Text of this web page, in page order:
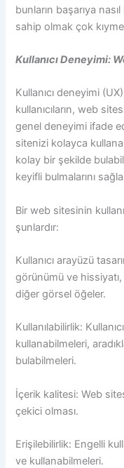
bunların başarıya
sahip olmak çok
Kullanıcı Deneyimi:
Kullanıcı deneyimi
kullanıcıların, web
genel deneyimi ifade
sitenizi kolayca
kolay bir şekilde
keyifli bulmalarını
Bir web sitesinin
şunlardır:
Kullanıcı arayüzü
görünümü ve
diğer görsel öğeler.
Kullanılabilirlik:
kullanabilmeleri,
bulabilmeleri.
İçerik kalitesi: Web
çekici olması.
Erişilebilirlik: Engelli
ve kullanabilmeleri.